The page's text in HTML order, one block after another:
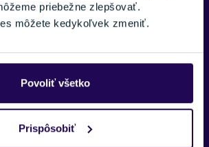
priebežne zlepšovať.
môžete kedykoľvek zmeniť.
Povoliť všetko
Prispôsobiť